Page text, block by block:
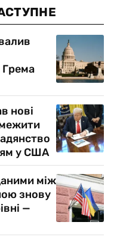
Грема
нові
у США
між
знову
—